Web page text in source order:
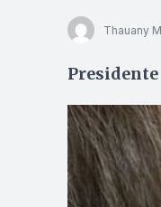
Thauany